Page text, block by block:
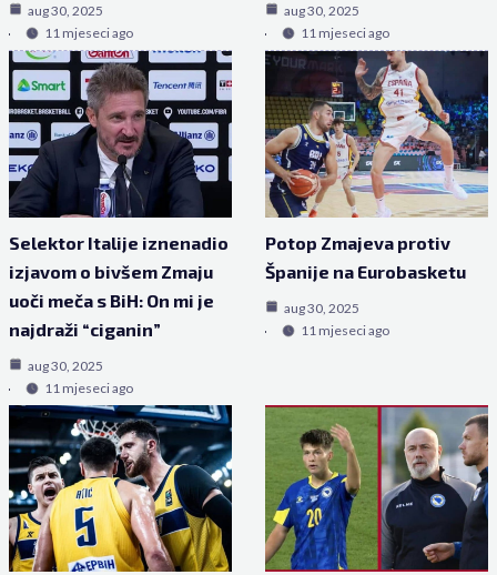
aug 30, 2025
11 mjeseci ago
aug 30, 2025
11 mjeseci ago
Selektor Italije iznenadio
izjavom o bivšem Zmaju
uoči meča s BiH: On mi je
najdraži “ciganin”
aug 30, 2025
11 mjeseci ago
Potop Zmajeva protiv
Španije na Eurobasketu
aug 30, 2025
11 mjeseci ago